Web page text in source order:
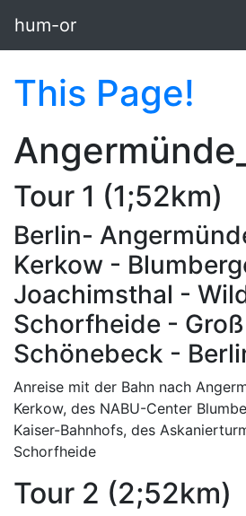
hum-or
This Page!
Tour 1 (1;52km)
Berlin-
Kerkow -
Joachimsthal -
Schorfheide - Groß
Schönebeck -
Anreise mit der Bahn nach
Kerkow, des NABU-Center
Kaiser-Bahnhofs, des
Schorfheide
Tour 2 (2;52km)